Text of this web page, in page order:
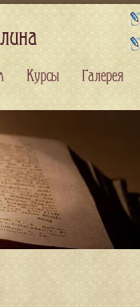
Курсы Галерея